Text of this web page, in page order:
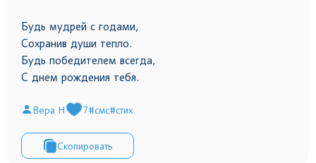
Будь мудрей с годами,
Сохранив души тепло.
Будь победителем всегда,
С днем рождения тебя.
Вера Н 7#смс#стих
Скопировать